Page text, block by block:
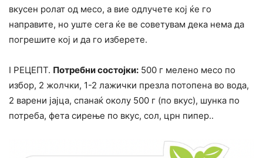
вкусен ролат од месо, а вие одлучете кој ќе го
направите, но уште сега ќе ве советувам дека нема да
погрешите кој и да го изберете.
I РЕЦЕПТ. Потребни состојки: 500 г мелено месо по
избор, 2 жолчки, 1-2 лажички презла потопена во вода,
2 варени јајца, спанаќ околу 500 г (по вкус), шунка по
потреба, фета сирење по вкус, сол, црн пипер..